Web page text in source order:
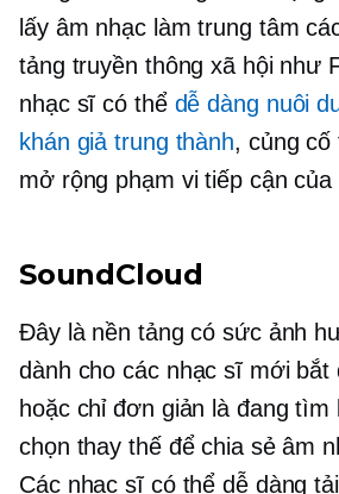
lấy âm nhạc làm trung tâm
tảng truyền thông xã hội như
nhạc sĩ có thể dễ dàng nuôi
khán giả trung thành, củng
mở rộng phạm vi tiếp cận của
SoundCloud
Đây là nền tảng có sức ảnh
dành cho các nhạc sĩ mới bắt
hoặc chỉ đơn giản là đang tìm
chọn thay thế để chia sẻ âm
Các nhạc sĩ có thể dễ dàng